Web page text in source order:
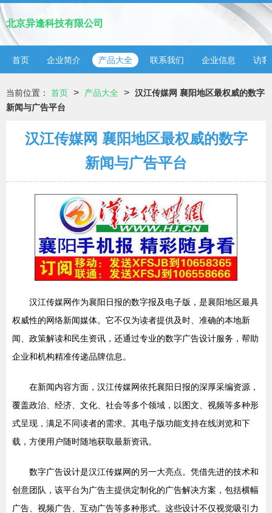
北京异逢科技有限公司
首页 企业简介 产品大全 联系我们 企业信息 访客
当前位置： 首页 > 产品大全 > 汉江传媒网 襄阳地区最权威的数字
新闻与广告平台
汉江传媒网 襄阳地区最权威的数字
新闻与广告平台
汉江传媒网作为襄阳日报的数字报及电子版，是襄阳地区最具
权威性的网络新闻媒体。它不仅为读者提供及时、准确的本地新
闻、政策解读和民生资讯，还通过专业的数字广告设计服务，帮助
企业和机构精准传递品牌信息。
在新闻内容方面，汉江传媒网依托襄阳日报的深厚采编资源，
覆盖政治、经济、文化、社会等多个领域，以图文、视频等多种形
式呈现，满足不同读者的需求。其电子版功能支持在线浏览和下
载，方便用户随时随地获取最新资讯。
数字广告设计是汉江传媒网的另一大亮点。凭借先进的技术和
创意团队，该平台为广告主提供定制化的广告解决方案，包括横幅
广告、视频广告、互动广告等多种形式。这些设计不仅视觉吸引力